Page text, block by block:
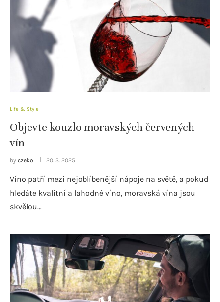
Life & Style
Objevte kouzlo moravských červených
vín
by czeko 20. 3. 2025
Víno patří mezi nejoblíbenější nápoje na světě, a pokud
hledáte kvalitní a lahodné víno, moravská vína jsou
skvělou…